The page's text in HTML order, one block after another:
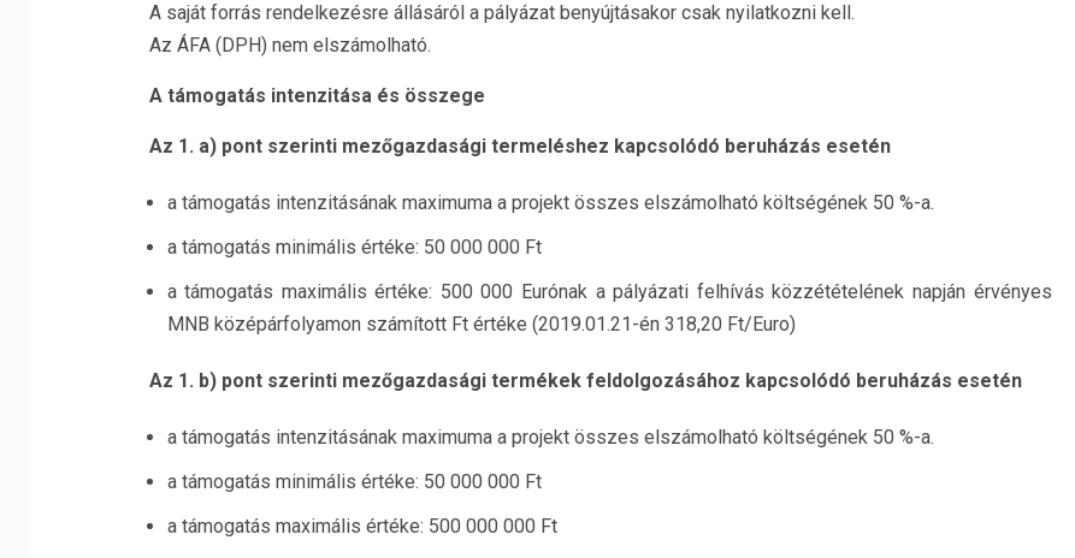
A saját forrás rendelkezésre állásáról a pályázat benyújtásakor csak nyilatkozni kell.
Az ÁFA (DPH) nem elszámolható.
A támogatás intenzitása és összege
Az 1. a) pont szerinti mezőgazdasági termeléshez kapcsolódó beruházás esetén
a támogatás intenzitásának maximuma a projekt összes elszámolható költségének 50 %-a.
a támogatás minimális értéke: 50 000 000 Ft
a támogatás maximális értéke: 500 000 Eurónak a pályázati felhívás közzétételének napján érvényes
MNB középárfolyamon számított Ft értéke (2019.01.21-én 318,20 Ft/Euro)
Az 1. b) pont szerinti mezőgazdasági termékek feldolgozásához kapcsolódó beruházás esetén
a támogatás intenzitásának maximuma a projekt összes elszámolható költségének 50 %-a.
a támogatás minimális értéke: 50 000 000 Ft
a támogatás maximális értéke: 500 000 000 Ft